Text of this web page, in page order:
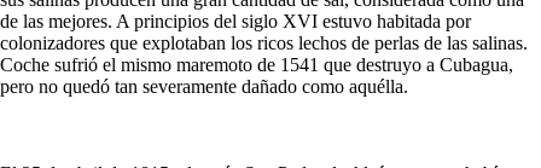
de las mejores. A principios del siglo XVI estuvo habitada por
colonizadores que explotaban los ricos lechos de perlas de las salinas.
Coche sufrió el mismo maremoto de 1541 que destruyo a Cubagua,
pero no quedó tan severamente dañado como aquélla.